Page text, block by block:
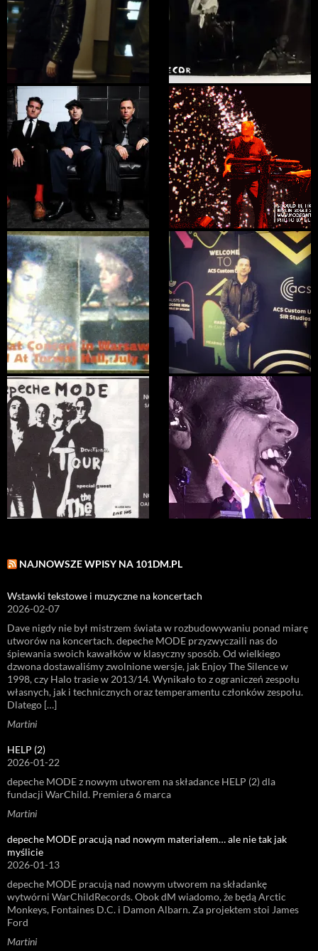
NAJNOWSZE WPISY NA 101DM.PL
Wstawki tekstowe i muzyczne na koncertach
2026-02-07
Dave nigdy nie był mistrzem świata w rozbudowywaniu ponad miarę
utworów na koncertach. depeche MODE przyzwyczaili nas do
śpiewania swoich kawałków w klasyczny sposób. Od wielkiego
dzwona dostawaliśmy zwolnione wersje, jak Enjoy The Silence w
1998, czy Halo trasie w 2013/14. Wynikało to z ograniczeń zespołu
własnych, jak i technicznych oraz temperamentu członków zespołu.
Dlatego […]
Martini
HELP (2)
2026-01-22
depeche MODE z nowym utworem na składance HELP (2) dla
fundacji WarChild. Premiera 6 marca
Martini
depeche MODE pracują nad nowym materiałem… ale nie tak jak
myślicie
2026-01-13
depeche MODE pracują nad nowym utworem na składankę
wytwórni WarChildRecords. Obok dM wiadomo, że będą Arctic
Monkeys, Fontaines D.C. i Damon Albarn. Za projektem stoi James
Ford
Martini